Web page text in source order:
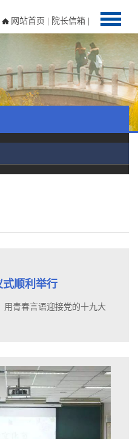
网站首页 院长信箱
顺利举行
用青春言语迎接党的十九大